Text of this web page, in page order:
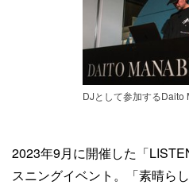
DJとして参加するDaito
2023年9月に開催した「
スニングイベント。「素晴ら